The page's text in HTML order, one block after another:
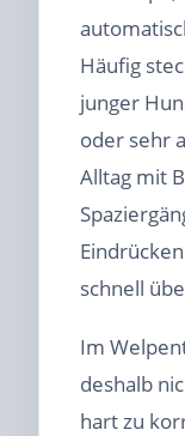
Häufig
junger
oder sehr
Alltag mit
schnell
Im
deshalb
hart zu